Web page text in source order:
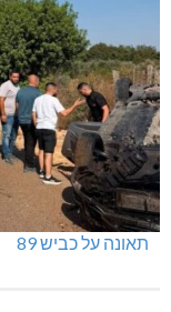
תאונה על כביש 89